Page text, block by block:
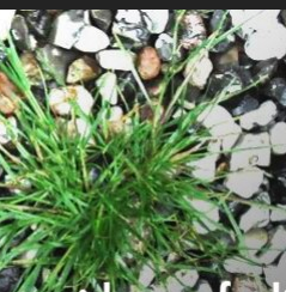
genvordigheder